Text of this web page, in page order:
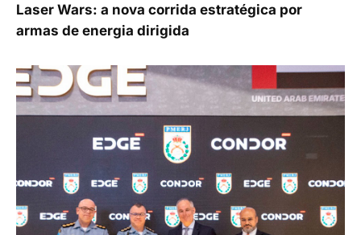
Laser Wars: a nova corrida estratégica por
armas de energia dirigida